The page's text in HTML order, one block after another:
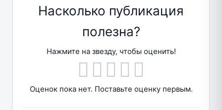
Насколько публикация
полезна?
Нажмите на звезду, чтобы оценить!
Оценок пока нет. Поставьте оценку первым.